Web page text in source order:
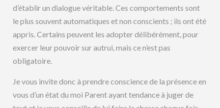
d’établir un dialogue véritable. Ces comportements sont
le plus souvent automatiques et non conscients ; ils ont été
appris. Certains peuvent les adopter délibérément, pour
exercer leur pouvoir sur autrui, mais ce n’est pas
obligatoire.
Je vous invite donc à prendre conscience de la présence en
vous d’un état du moi Parent ayant tendance à juger de